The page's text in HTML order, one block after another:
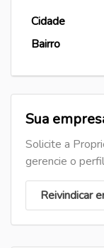
Cidade
Bairro
Sua
Solicite a
gerencie o perfil
Reivindicar